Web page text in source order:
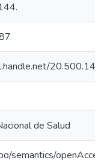
de Salud
semantics/